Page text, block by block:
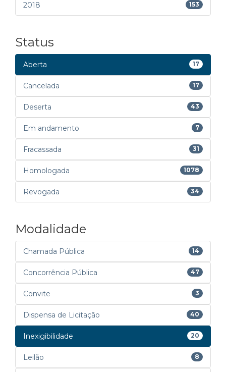
2018 153
Status
Aberta 17
Cancelada 17
Deserta 43
Em andamento 7
Fracassada 31
Homologada 1078
Revogada 34
Modalidade
Chamada Pública 14
Concorrência Pública 47
Convite 3
Dispensa de Licitação 40
Inexigibilidade 20
Leilão 8